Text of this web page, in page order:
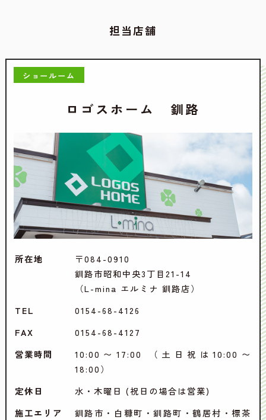
担当店舗
ショールーム
ロゴスホーム 釧路
所在地
〒084-0910
釧路市昭和中央3丁目21-14
（L-mina エルミナ 釧路店）
TEL
0154-68-4126
FAX
0154-68-4127
営業時間
10:00〜17:00 （土日祝は10:00〜
18:00）
定休日
水・木曜日 (祝日の場合は営業)
施工エリア
釧路市・白糠町・釧路町・鶴居村・標茶